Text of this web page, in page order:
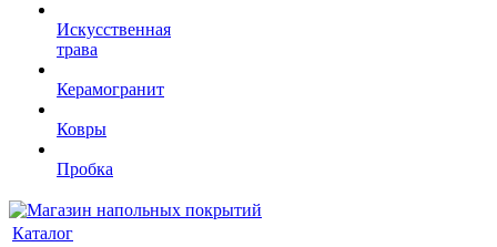
Искусственная
трава
Керамогранит
Ковры
Пробка
Каталог